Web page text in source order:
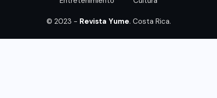
© 2023 - Revista Yume. Costa Rica.